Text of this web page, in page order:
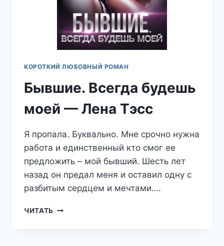
КОРОТКИЙ ЛЮБОВНЫЙ РОМАН
Бывшие. Всегда будешь
моей — Лена Тэсс
Я пропала. Буквально. Мне срочно нужна
работа и единственный кто смог ее
предложить – мой бывший. Шесть лет
назад он предал меня и оставил одну с
разбитым сердцем и мечтами….
ЧИТАТЬ БЫВШИЕ.